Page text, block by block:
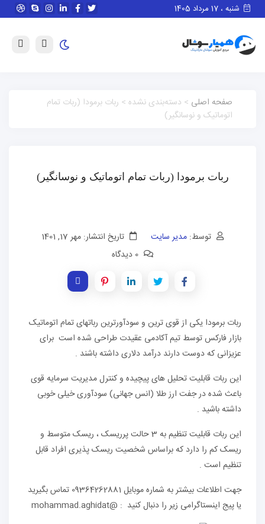
شنبه ، 17 مرداد 1405
صفحه اصلی > دسته‌بندی نشده > ربات برمودا (ربات تمام
اتوماتیک و نوسانگیر)
ربات برمودا (ربات تمام اتوماتیک و نوسانگیر)
توسط: مدیر سایت
تاریخ انتشار: مهر 17, 1401
ربات برمودا یکی از قوی ترین و سودآورترین رباتهای تمام اتوماتیک
بازار فارکس توسط تیم آکادمی عقیدت طراحی شده است برای
عزیزانی که دوست دارند درآمد دلاری داشته باشند .
این ربات قابلیت تحلیل های پیچیده و کنترل مدیریت سرمایه قوی
باعث شده در جفت ارز طلا (انس جهانی) سودآوری خیلی خوبی
داشته باشید .
این ربات قابلیت تنظیم به 3 حالت پرریسک ، ریسک متوسط و
ریسک کم را دارد که براساس شخصیت ریسک پذیری افراد قابل
تنظیم است .
جهت اطلاعات بیشتر به شماره موبایل 09364262881 تماس بگیرید
یا پیج اینستاگرامی زیر را دنبال کنید : @mohammad.aghidat